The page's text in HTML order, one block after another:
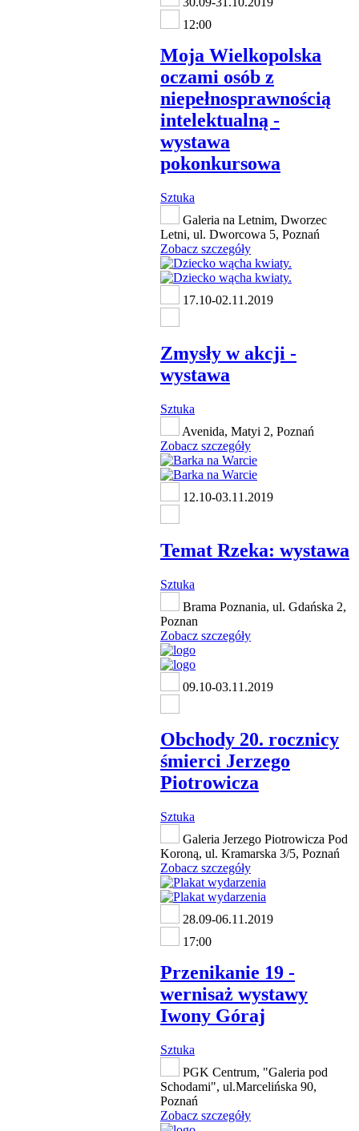
12:00
Moja Wielkopolska
oczami osób z
niepełnosprawnością
intelektualną -
wystawa
pokonkursowa
Sztuka
Galeria na Letnim, Dworzec
Letni, ul. Dworcowa 5, Poznań
Zobacz szczegóły
17.10-02.11.2019
Zmysły w akcji -
wystawa
Sztuka
Avenida, Matyi 2, Poznań
Zobacz szczegóły
12.10-03.11.2019
Temat Rzeka: wystawa
Sztuka
Brama Poznania, ul. Gdańska 2,
Poznan
Zobacz szczegóły
09.10-03.11.2019
Obchody 20. rocznicy
śmierci Jerzego
Piotrowicza
Sztuka
Galeria Jerzego Piotrowicza Pod
Koroną, ul. Kramarska 3/5, Poznań
Zobacz szczegóły
28.09-06.11.2019
17:00
Przenikanie 19 -
wernisaż wystawy
Iwony Góraj
Sztuka
PGK Centrum, "Galeria pod
Schodami", ul.Marcelińska 90,
Poznań
Zobacz szczegóły